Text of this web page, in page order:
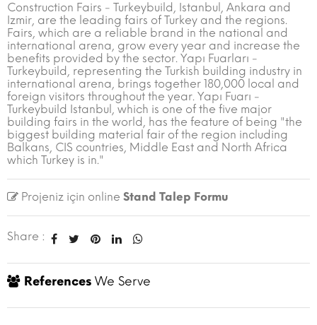
Construction Fairs - Turkeybuild, Istanbul, Ankara and
Izmir, are the leading fairs of Turkey and the regions.
Fairs, which are a reliable brand in the national and
international arena, grow every year and increase the
benefits provided by the sector. Yapı Fuarları -
Turkeybuild, representing the Turkish building industry in
international arena, brings together 180,000 local and
foreign visitors throughout the year. Yapı Fuarı -
Turkeybuild Istanbul, which is one of the five major
building fairs in the world, has the feature of being "the
biggest building material fair of the region including
Balkans, CIS countries, Middle East and North Africa
which Turkey is in."
Projeniz için online Stand Talep Formu
Share :
References We Serve